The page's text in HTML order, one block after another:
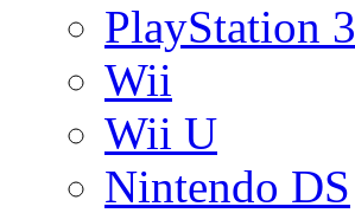
PlayStation 3
Wii
Wii U
Nintendo DS